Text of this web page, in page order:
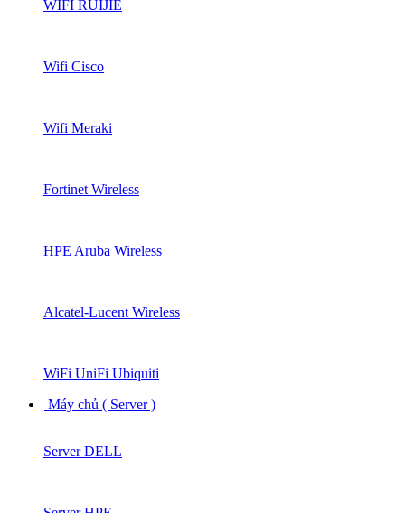
WIFI RUIJIE
Wifi Cisco
Wifi Meraki
Fortinet Wireless
HPE Aruba Wireless
Alcatel-Lucent Wireless
WiFi UniFi Ubiquiti
Máy chủ ( Server )
Server DELL